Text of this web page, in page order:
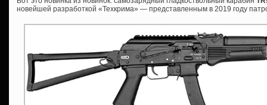
новейшей разработкой «Техкрима» — представленным в 2019 году